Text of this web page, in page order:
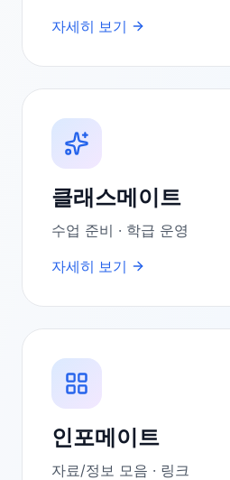
자세히 보기
클래스메이트
수업 준비 · 학급 운영
자세히 보기
인포메이트
자료/정보 모음 · 링크